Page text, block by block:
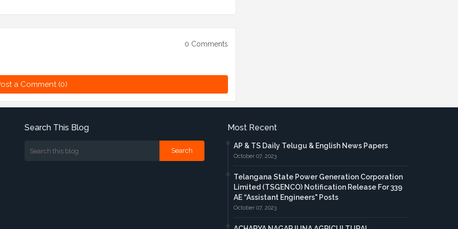
0 Comments
a Comment (0)
Search This Blog Most Recent
AP & TS Daily Telugu & English News Papers
October 07, 2023
Telangana State Power Generation Corporation
Limited (TSGENCO) Notification Release For 339
AE “Assistant Engineers" Posts
October 07, 2023